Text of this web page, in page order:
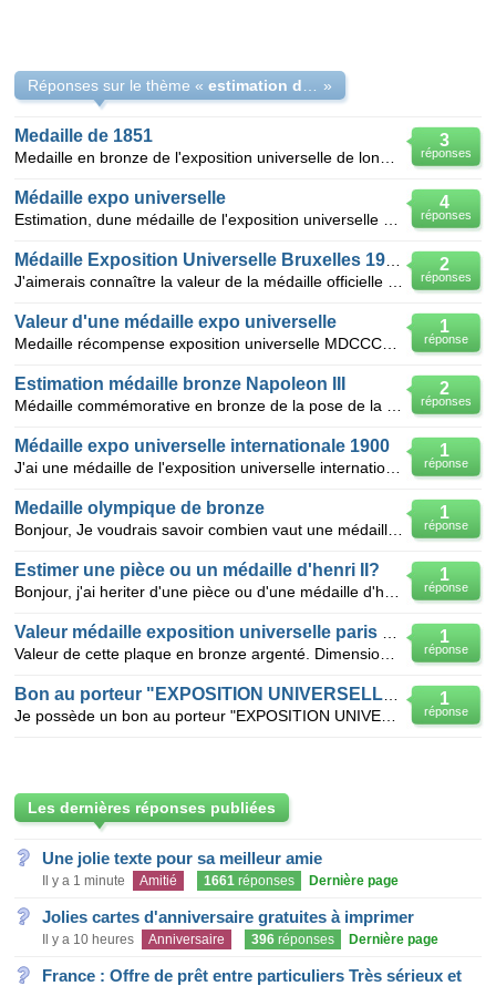
Réponses sur le thème « »
3
réponses
Medaille de 1851
4
réponses
Médaille expo universelle
2
réponses
1
réponse
Valeur d'une médaille expo universelle
2
réponses
Estimation médaille bronze Napoleon III
1
réponse
Médaille expo universelle internationale 1900
1
réponse
Medaille olympique de bronze
1
réponse
Estimer une pièce ou un médaille d'henri II?
1
réponse
1
réponse
Les dernières réponses publiées
Une jolie texte pour sa meilleur amie
Il y a 1 minute Amitié 1661 réponses Dernière page
Jolies cartes d'anniversaire gratuites à imprimer
Il y a 10 heures Anniversaire 396 réponses Dernière page
France : Offre de prêt entre particuliers Très sérieux et